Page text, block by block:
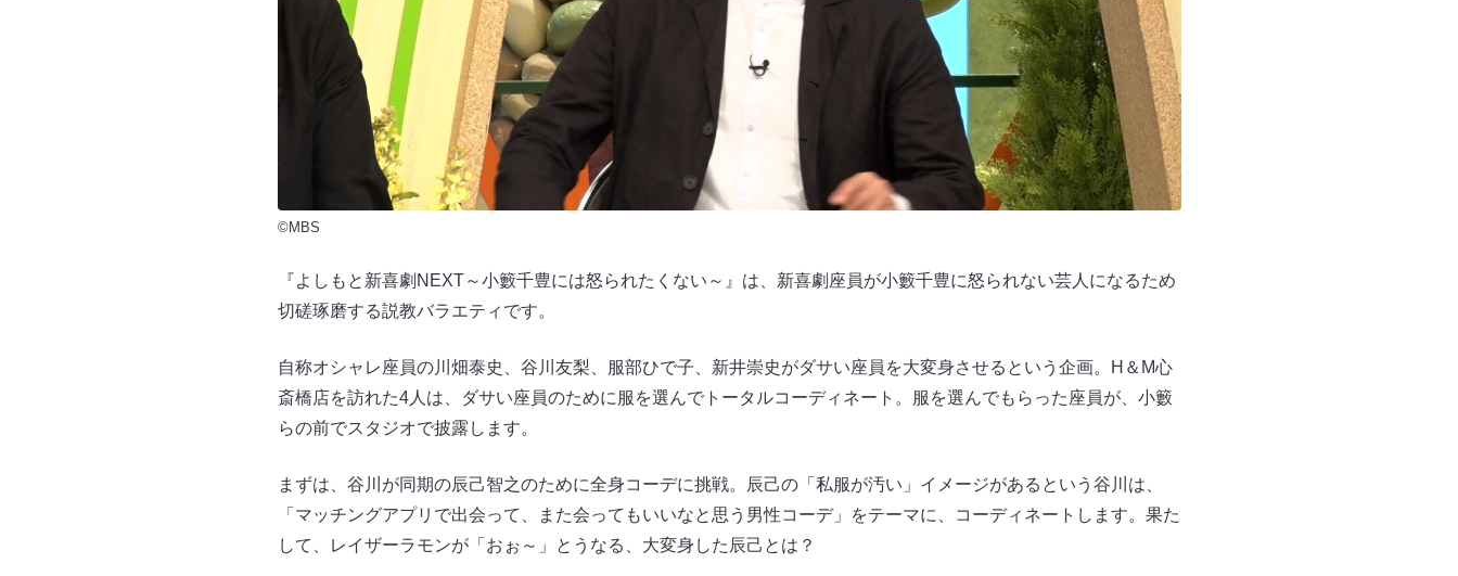
©MBS
『よしもと新喜劇NEXT～小籔千豊には怒られたくない～』は、新喜劇座員が小籔千豊に怒られない芸人になるため
切磋琢磨する説教バラエティです。
自称オシャレ座員の川畑泰史、谷川友梨、服部ひで子、新井崇史がダサい座員を大変身させるという企画。H＆M心
斎橋店を訪れた4人は、ダサい座員のために服を選んでトータルコーディネート。服を選んでもらった座員が、小籔
らの前でスタジオで披露します。
まずは、谷川が同期の辰己智之のために全身コーデに挑戦。辰己の「私服が汚い」イメージがあるという谷川は、
「マッチングアプリで出会って、また会ってもいいなと思う男性コーデ」をテーマに、コーディネートします。果た
して、レイザーラモンが「おぉ～」とうなる、大変身した辰己とは？